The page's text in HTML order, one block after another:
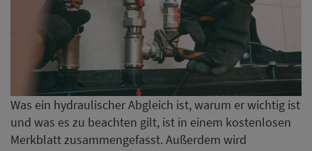
Was ein hydraulischer Abgleich ist, warum er wichtig ist
und was es zu beachten gilt, ist in einem kostenlosen
Merkblatt zusammengefasst. Außerdem wird